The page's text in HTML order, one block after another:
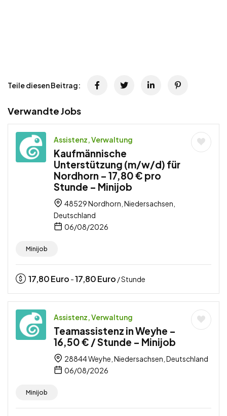
Teile diesen Beitrag:
Verwandte Jobs
Assistenz, Verwaltung
Kaufmännische
Unterstützung (m/w/d) für
Nordhorn – 17,80 € pro
Stunde – Minijob
48529 Nordhorn, Niedersachsen,
Deutschland
06/08/2026
Minijob
17,80Euro -17,80Euro / Stunde
Assistenz, Verwaltung
Teamassistenz in Weyhe –
16,50 € / Stunde – Minijob
28844 Weyhe, Niedersachsen, Deutschland
06/08/2026
Minijob